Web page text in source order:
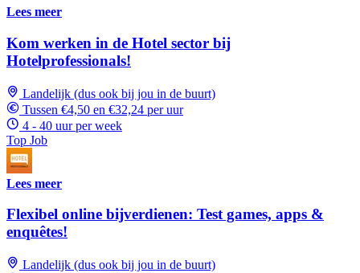
Lees meer
Kom werken in de Hotel sector bij
Hotelprofessionals!
Landelijk (dus ook bij jou in de buurt)
Tussen €4,50 en €32,24 per uur
4 - 40 uur per week
Top Job
Lees meer
Flexibel online bijverdienen: Test games, apps &
enquêtes!
Landelijk (dus ook bij jou in de buurt)